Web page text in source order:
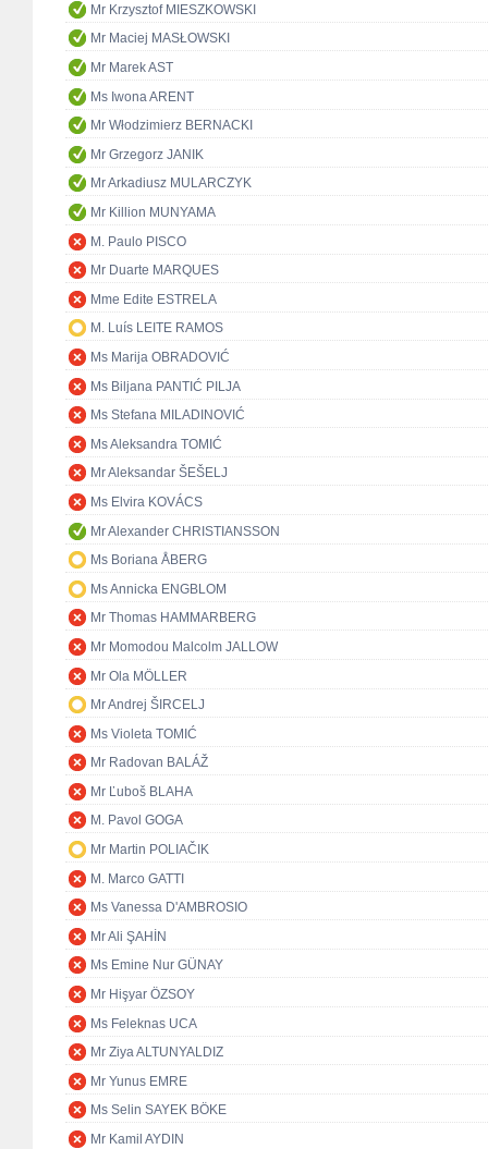
Mr Krzysztof MIESZKOWSKI
Mr Maciej MASŁOWSKI
Mr Marek AST
Ms Iwona ARENT
Mr Włodzimierz BERNACKI
Mr Grzegorz JANIK
Mr Arkadiusz MULARCZYK
Mr Killion MUNYAMA
M. Paulo PISCO
Mr Duarte MARQUES
Mme Edite ESTRELA
M. Luís LEITE RAMOS
Ms Marija OBRADOVIĆ
Ms Biljana PANTIĆ PILJA
Ms Stefana MILADINOVIĆ
Ms Aleksandra TOMIĆ
Mr Aleksandar ŠEŠELJ
Ms Elvira KOVÁCS
Mr Alexander CHRISTIANSSON
Ms Boriana ÅBERG
Ms Annicka ENGBLOM
Mr Thomas HAMMARBERG
Mr Momodou Malcolm JALLOW
Mr Ola MÖLLER
Mr Andrej ŠIRCELJ
Ms Violeta TOMIĆ
Mr Radovan BALÁŽ
Mr Ľuboš BLAHA
M. Pavol GOGA
Mr Martin POLIAČIK
M. Marco GATTI
Ms Vanessa D'AMBROSIO
Mr Ali ŞAHİN
Ms Emine Nur GÜNAY
Mr Hişyar ÖZSOY
Ms Feleknas UCA
Mr Ziya ALTUNYALDIZ
Mr Yunus EMRE
Ms Selin SAYEK BÖKE
Mr Kamil AYDIN